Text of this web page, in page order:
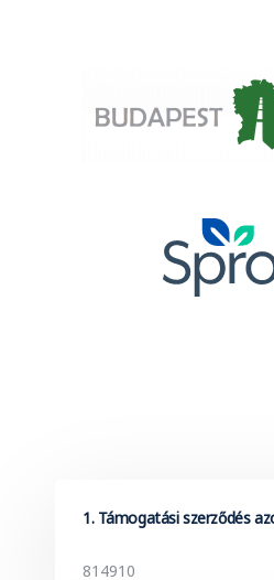
1. Támogatási szerződés
814910